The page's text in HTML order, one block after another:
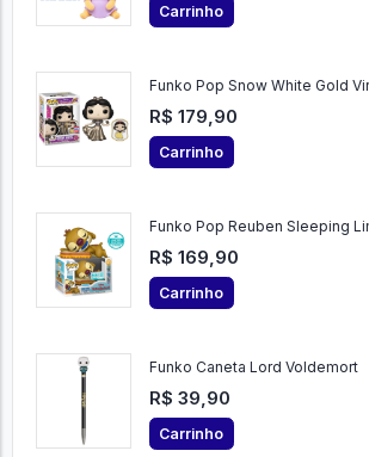
Carrinho
Funko Pop Snow White Gold
R$ 179,90
Carrinho
Funko Pop Reuben Sleeping
R$ 169,90
Carrinho
Funko Caneta Lord Voldemort
R$ 39,90
Carrinho